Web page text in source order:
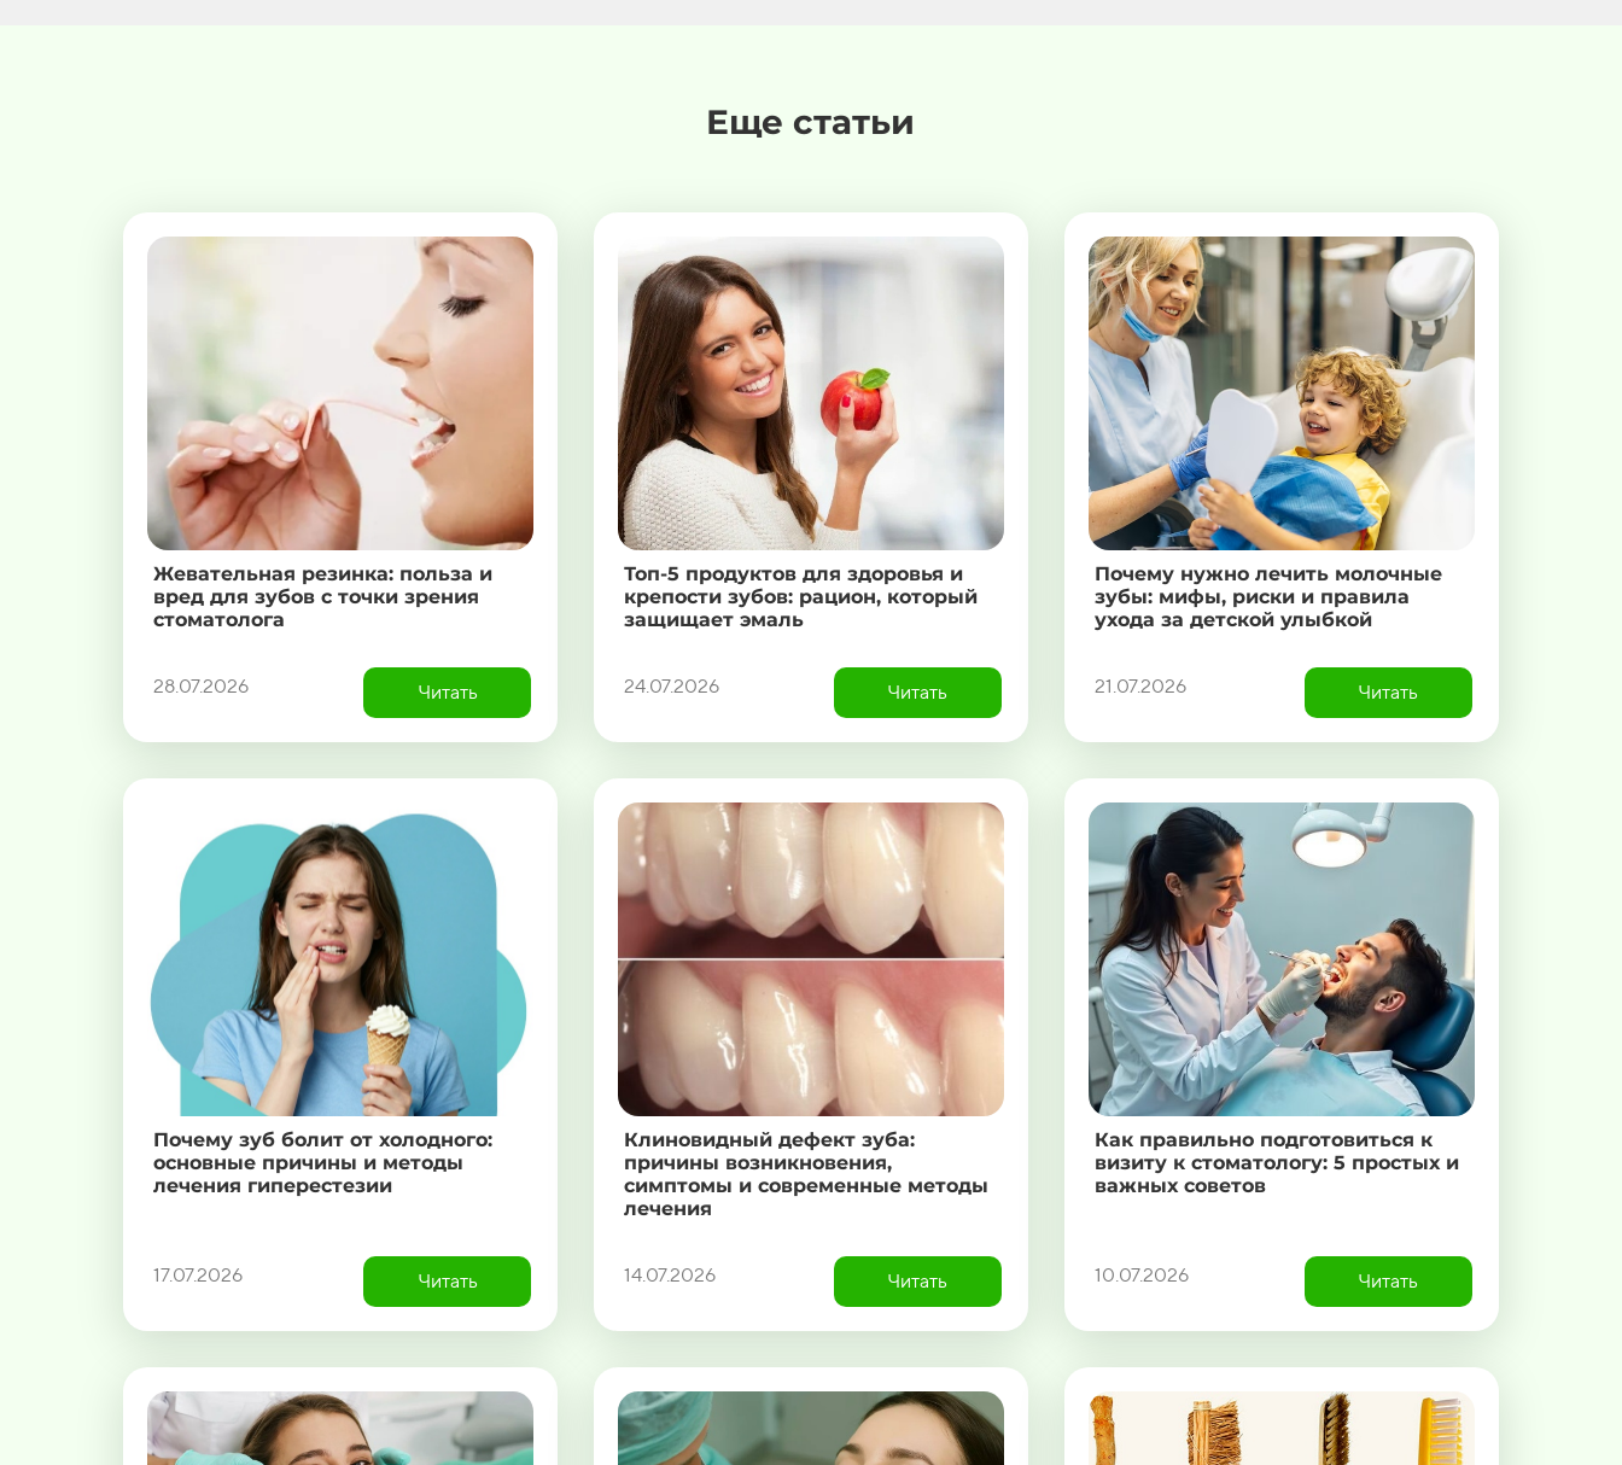
Еще статьи
Жевательная резинка: польза и
вред для зубов с точки зрения
стоматолога
28.07.2026 Читать
Топ-5 продуктов для здоровья и
крепости зубов: рацион, который
защищает эмаль
24.07.2026 Читать
Почему нужно лечить молочные
зубы: мифы, риски и правила
ухода за детской улыбкой
21.07.2026 Читать
Почему зуб болит от холодного:
основные причины и методы
лечения гиперестезии
17.07.2026 Читать
Клиновидный дефект зуба:
причины возникновения,
симптомы и современные методы
лечения
14.07.2026 Читать
Как правильно подготовиться к
визиту к стоматологу: 5 простых и
важных советов
10.07.2026 Читать